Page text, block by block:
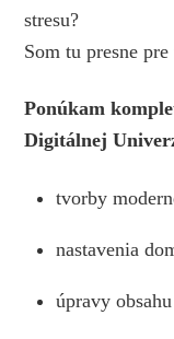
stresu?
Som tu presne pre
Ponúkam
Digitálnej
tvorby
nastavenia
úpravy